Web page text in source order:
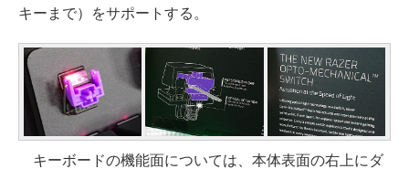
キーまで）をサポートする。
キーボードの機能面については、本体表面の右上にダ